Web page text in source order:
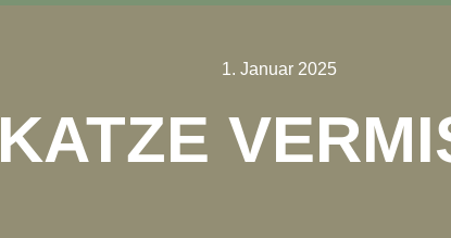
1. Januar 2025
KATZE